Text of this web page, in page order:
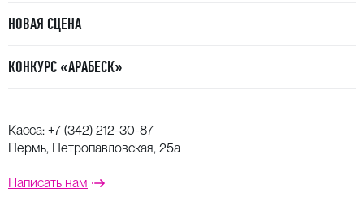
НОВАЯ СЦЕНА
КОНКУРС «АРАБЕСК»
Касса: +7 (342) 212-30-87
Пермь, Петропавловская, 25а
Написать нам